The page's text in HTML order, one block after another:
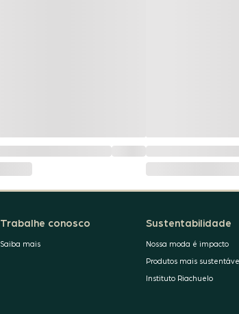
Trabalhe conosco
Saiba mais
Sustentabilidade
Nossa moda é impacto
Produtos mais
Instituto Riachuelo